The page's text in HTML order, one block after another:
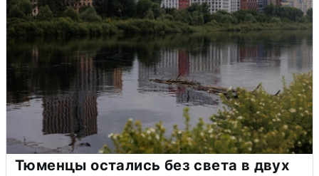
Тюменцы остались без света в двух